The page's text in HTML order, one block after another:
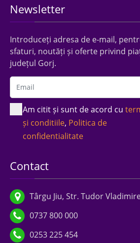
Newsletter
Introduceți adresa de e-mail,
sfaturi, noutăți și oferte privind
județul Gorj.
Am citit și sunt de acord cu
și conditiile, Politica de
confidentialitate
Contact
Târgu Jiu, Str. Tudor
0737 800 000
0253 225 454